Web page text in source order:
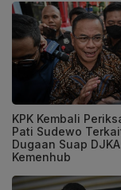
KPK Kembali
Pati Sudewo
Dugaan Suap DJKA
Kemenhub